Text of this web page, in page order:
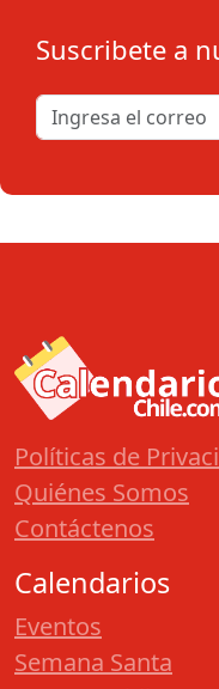
Suscribete a
Políticas de
Quiénes Somos
Contáctenos
Calendarios
Eventos
Semana Santa